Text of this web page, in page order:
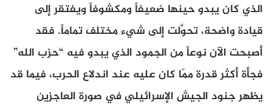
الذي كان يبدو حينها ضعيفاً ومكشوفاً ويفتقر إلى
قيادة واضحة، تحوَّلت إلى شيء مختلف تماماً. فقد
أصبحت الآن نوعاً من الجمود الذي يبدو فيه “حزب الله”
فجأة أكثر قدرة ممّا كان عليه عند اندلاع الحرب، فيما قد
يظهر جنود الجيش الإسرائيلي في صورة العاجزين